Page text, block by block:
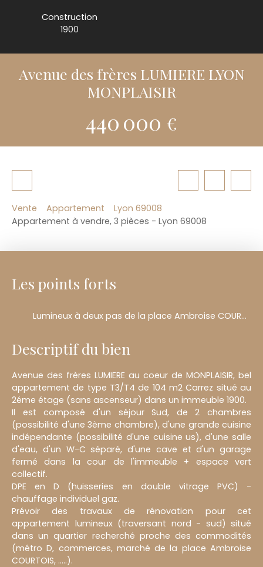
Construction
1900
Avenue des frères LUMIERE LYON
MONPLAISIR
440 000 €
Vente Appartement
Lyon 69008
Appartement à vendre, 3 pièces - Lyon 69008
Les points forts
Lumineux à deux pas de la place Ambroise COURTOIS
Descriptif du bien
Avenue des frères LUMIERE au coeur de MONPLAISIR, bel
appartement de type T3/T4 de 104 m2 Carrez situé au
2éme étage (sans ascenseur) dans un immeuble 1900.
Il est composé d'un séjour Sud, de 2 chambres
(possibilité d'une 3ème chambre), d'une grande cuisine
indépendante (possibilité d'une cuisine us), d'une salle
d'eau, d'un W-C séparé, d'une cave et d'un garage
fermé dans la cour de l'immeuble + espace vert
collectif.
DPE en D (huisseries en double vitrage PVC) -
chauffage individuel gaz.
Prévoir des travaux de rénovation pour cet
appartement lumineux (traversant nord - sud) situé
dans un quartier recherché proche des commodités
(métro D, commerces, marché de la place Ambroise
COURTOIS, .....).